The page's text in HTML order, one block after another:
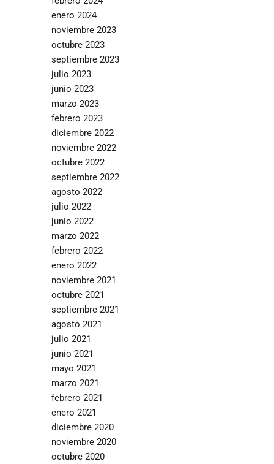
enero 2024
noviembre 2023
octubre 2023
septiembre 2023
julio 2023
junio 2023
marzo 2023
febrero 2023
diciembre 2022
noviembre 2022
octubre 2022
septiembre 2022
agosto 2022
julio 2022
junio 2022
marzo 2022
febrero 2022
enero 2022
noviembre 2021
octubre 2021
septiembre 2021
agosto 2021
julio 2021
junio 2021
mayo 2021
marzo 2021
febrero 2021
enero 2021
diciembre 2020
noviembre 2020
octubre 2020